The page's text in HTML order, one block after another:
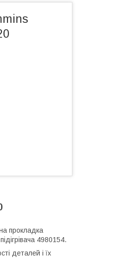
прокладка
4980154.
деталей і їх